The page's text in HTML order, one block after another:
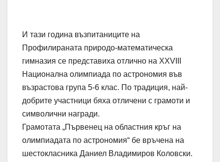
И тази година възпитаниците на
Профилираната природо-математическа
гимназия се представиха отлично на XXVIII
Национална олимпиада по астрономия във
възрастова група 5-6 клас. По традиция, най-
добрите участници бяха отличени с грамоти и
символични награди.
Грамотата „Първенец на областния кръг на
олимпиадата по астрономия“ бе връчена на
шестокласника Даниел Владимиров Коловски.